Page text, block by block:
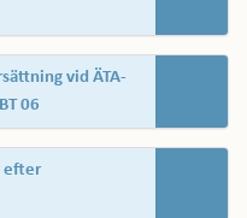
vid ÄTA-
06
efter